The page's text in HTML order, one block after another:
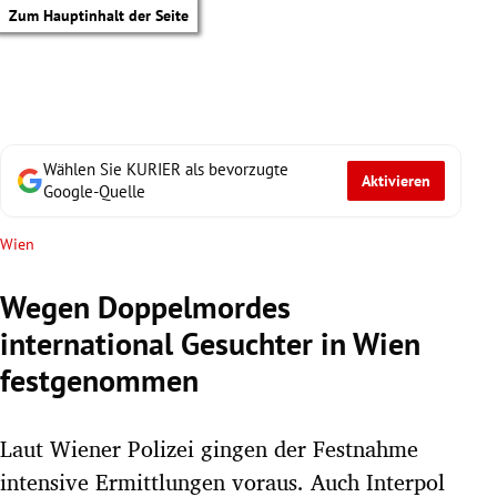
Zum Hauptinhalt der Seite
Wählen Sie KURIER als bevorzugte
Google-Quelle
Aktivieren
Wien
Wegen Doppelmordes
international Gesuchter in Wien
festgenommen
Laut Wiener Polizei gingen der Festnahme
intensive Ermittlungen voraus. Auch Interpol